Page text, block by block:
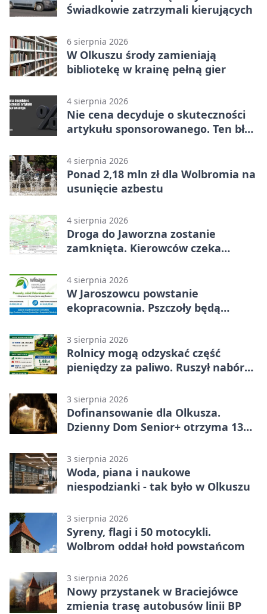
Świadkowie zatrzymali kierujących
6 sierpnia 2026
W Olkuszu środy zamieniają
bibliotekę w krainę pełną gier
4 sierpnia 2026
Nie cena decyduje o skuteczności
artykułu sponsorowanego. Ten błąd
4 sierpnia 2026
Ponad 2,18 mln zł dla Wolbromia na
usunięcie azbestu
4 sierpnia 2026
Droga do Jaworzna zostanie
zamknięta. Kierowców czeka
4 sierpnia 2026
W Jaroszowcu powstanie
ekopracownia. Pszczoły będą
3 sierpnia 2026
Rolnicy mogą odzyskać część
pieniędzy za paliwo. Ruszył nabór
3 sierpnia 2026
Dofinansowanie dla Olkusza.
Dzienny Dom Senior+ otrzyma 134
3 sierpnia 2026
Woda, piana i naukowe
niespodzianki - tak było w Olkuszu
3 sierpnia 2026
Syreny, flagi i 50 motocykli.
Wolbrom oddał hołd powstańcom
3 sierpnia 2026
Nowy przystanek w Braciejówce
zmienia trasę autobusów linii BP